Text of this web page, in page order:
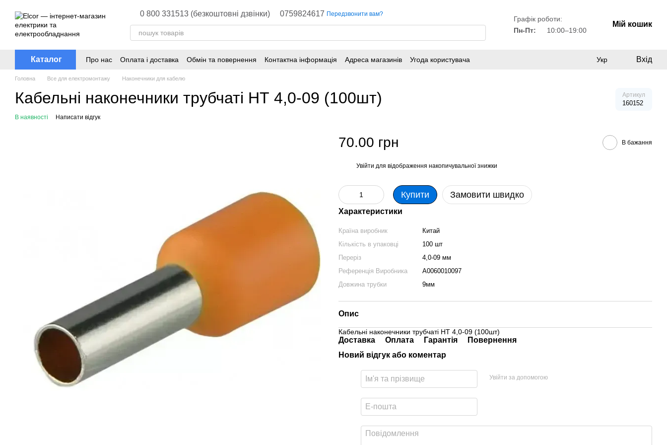
0 800 331513 (безкоштовні дзвінки) 0759824617 Передзвонити вам?
Графік роботи:
Пн-Пт:
10:00–19:00
Мій кошик
Каталог Про нас Оплата і доставка Обмін та повернення Контактна інформація Адреса магазинів Угода користувача Укр Вхід
Головна Все для електромонтажу Наконечники для кабелю
Кабельні наконечники трубчаті НТ 4,0-09 (100шт) Артикул
160152
В наявності Написати відгук
70.00 грн В бажання
Увійти для відображення накопичувальної знижки
Купити Замовити швидко
Характеристики
Країна виробник
Китай
Кількість в упаковці
100 шт
Переріз
4,0-09 мм
Референція Виробника
A0060010097
Довжина трубки
9мм
Опис
Кабельні наконечники трубчаті НТ 4,0-09 (100шт)
Доставка Оплата Гарантія
Повернення
Новий відгук або коментар
Увійти за допомогою